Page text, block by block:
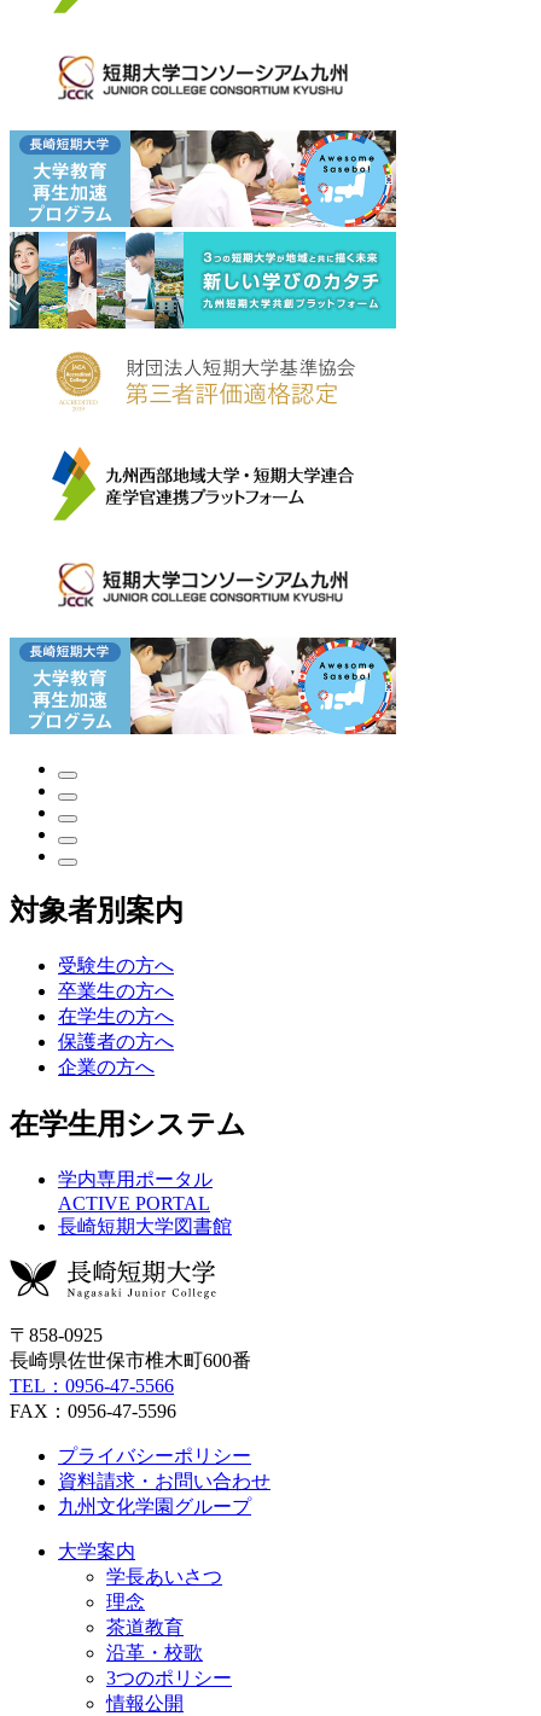
対象者別案内
受験生の方へ
卒業生の方へ
在学生の方へ
保護者の方へ
企業の方へ
在学生用システム
学内専用ポータル
ACTIVE PORTAL
長崎短期大学図書館
〒858-0925
長崎県佐世保市椎木町600番
TEL：0956-47-5566
FAX：0956-47-5596
プライバシーポリシー
資料請求・お問い合わせ
九州文化学園グループ
大学案内
学長あいさつ
理念
茶道教育
沿革・校歌
3つのポリシー
情報公開